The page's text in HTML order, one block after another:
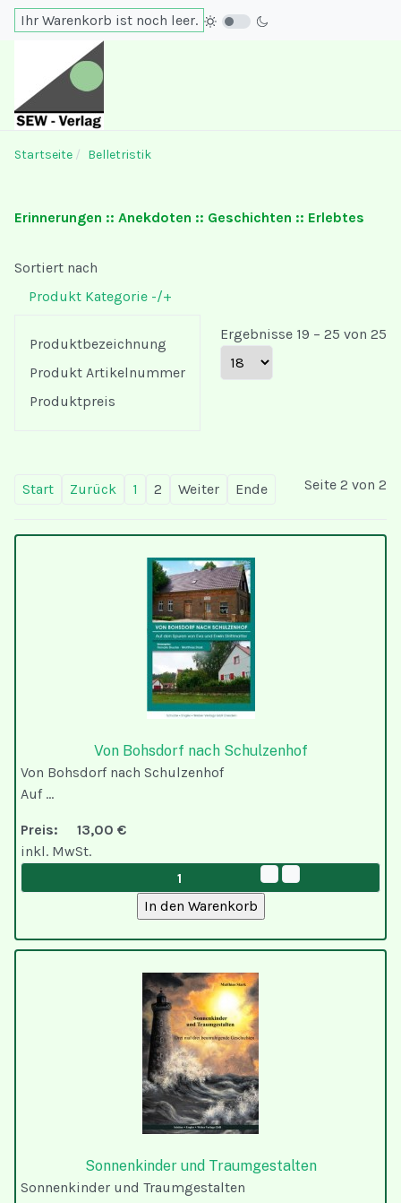
Ihr Warenkorb ist noch leer.
Startseite Belletristik
Erinnerungen :: Anekdoten :: Geschichten :: Erlebtes
Sortiert nach
Produkt Kategorie -/+
Produktbezeichnung
Produkt Artikelnummer
Produktpreis
Ergebnisse 19 – 25 von 25
Start Zurück 1 2 Weiter Ende Seite 2 von 2
Von Bohsdorf nach Schulzenhof
Von Bohsdorf nach Schulzenhof
Auf ...
Preis:
13,00 €
inkl. MwSt.
Sonnenkinder und Traumgestalten
Sonnenkinder und Traumgestalten